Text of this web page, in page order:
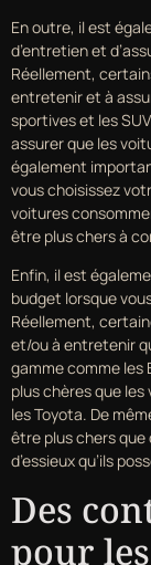
En outre, il est
d’entretien et
Réellement,
entretenir et à
sportives et les
assurer que les
également
vous choisissez
voitures
être plus chers à
Enfin, il est
budget lorsque
Réellement,
et/ou à entretenir
gamme comme les
plus chères que
les Toyota. De
être plus chers que
d’essieux qu’ils
Des
pour